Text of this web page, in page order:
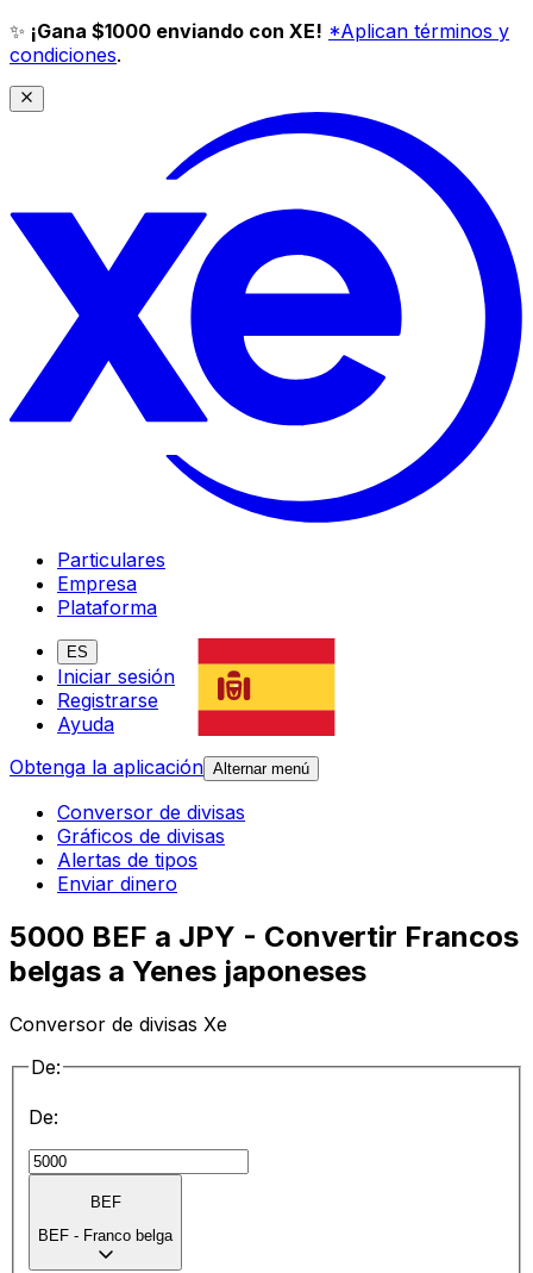
✨ ¡Gana $1000 enviando con XE! *Aplican términos y
condiciones.
Particulares
Empresa
Plataforma
ES
Iniciar sesión
Registrarse
Ayuda
Obtenga la aplicación Alternar menú
Conversor de divisas
Gráficos de divisas
Alertas de tipos
Enviar dinero
5000 BEF a JPY - Convertir Francos
belgas a Yenes japoneses
Conversor de divisas Xe
De:
De:
BEF
BEF - Franco belga